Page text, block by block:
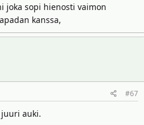
joka sopi hienosti vaimon
kanssa,
#67
auki.